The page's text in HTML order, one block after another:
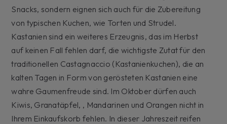
Snacks, sondern eignen sich auch für die Zubereitung
von typischen Kuchen, wie Torten und Strudel.
Kastanien sind ein weiteres Erzeugnis, das im Herbst
auf keinen Fall fehlen darf, die wichtigste Zutat für den
traditionellen Castagnaccio (Kastanienkuchen), die an
kalten Tagen in Form von gerösteten Kastanien eine
wahre Gaumenfreude sind. Im Oktober dürfen auch
Kiwis, Granatäpfel, , Mandarinen und Orangen nicht in
Ihrem Einkaufskorb fehlen. In dieser Jahreszeit reifen